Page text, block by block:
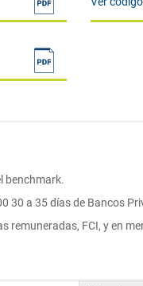
benchmark.
30 a 35 días de Bancos
FCI, y en